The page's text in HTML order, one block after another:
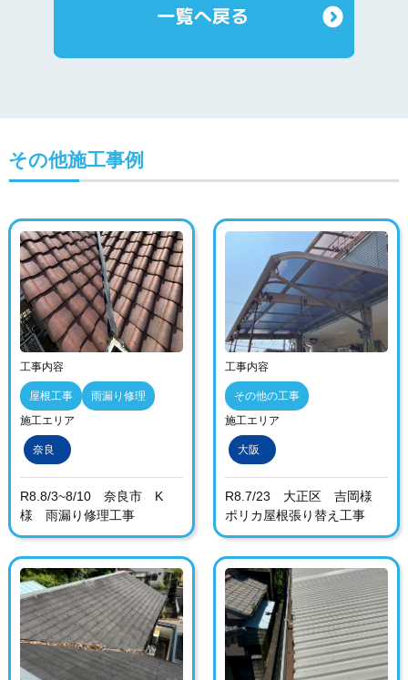
その他施工事例
工事内容
屋根工事
雨漏り修理
施工エリア
奈良
R8.8/3~8/10 奈良市 K
様 雨漏り修理工事
工事内容
その他の工事
施工エリア
大阪
R8.7/23 大正区 吉岡様
ポリカ屋根張り替え工事